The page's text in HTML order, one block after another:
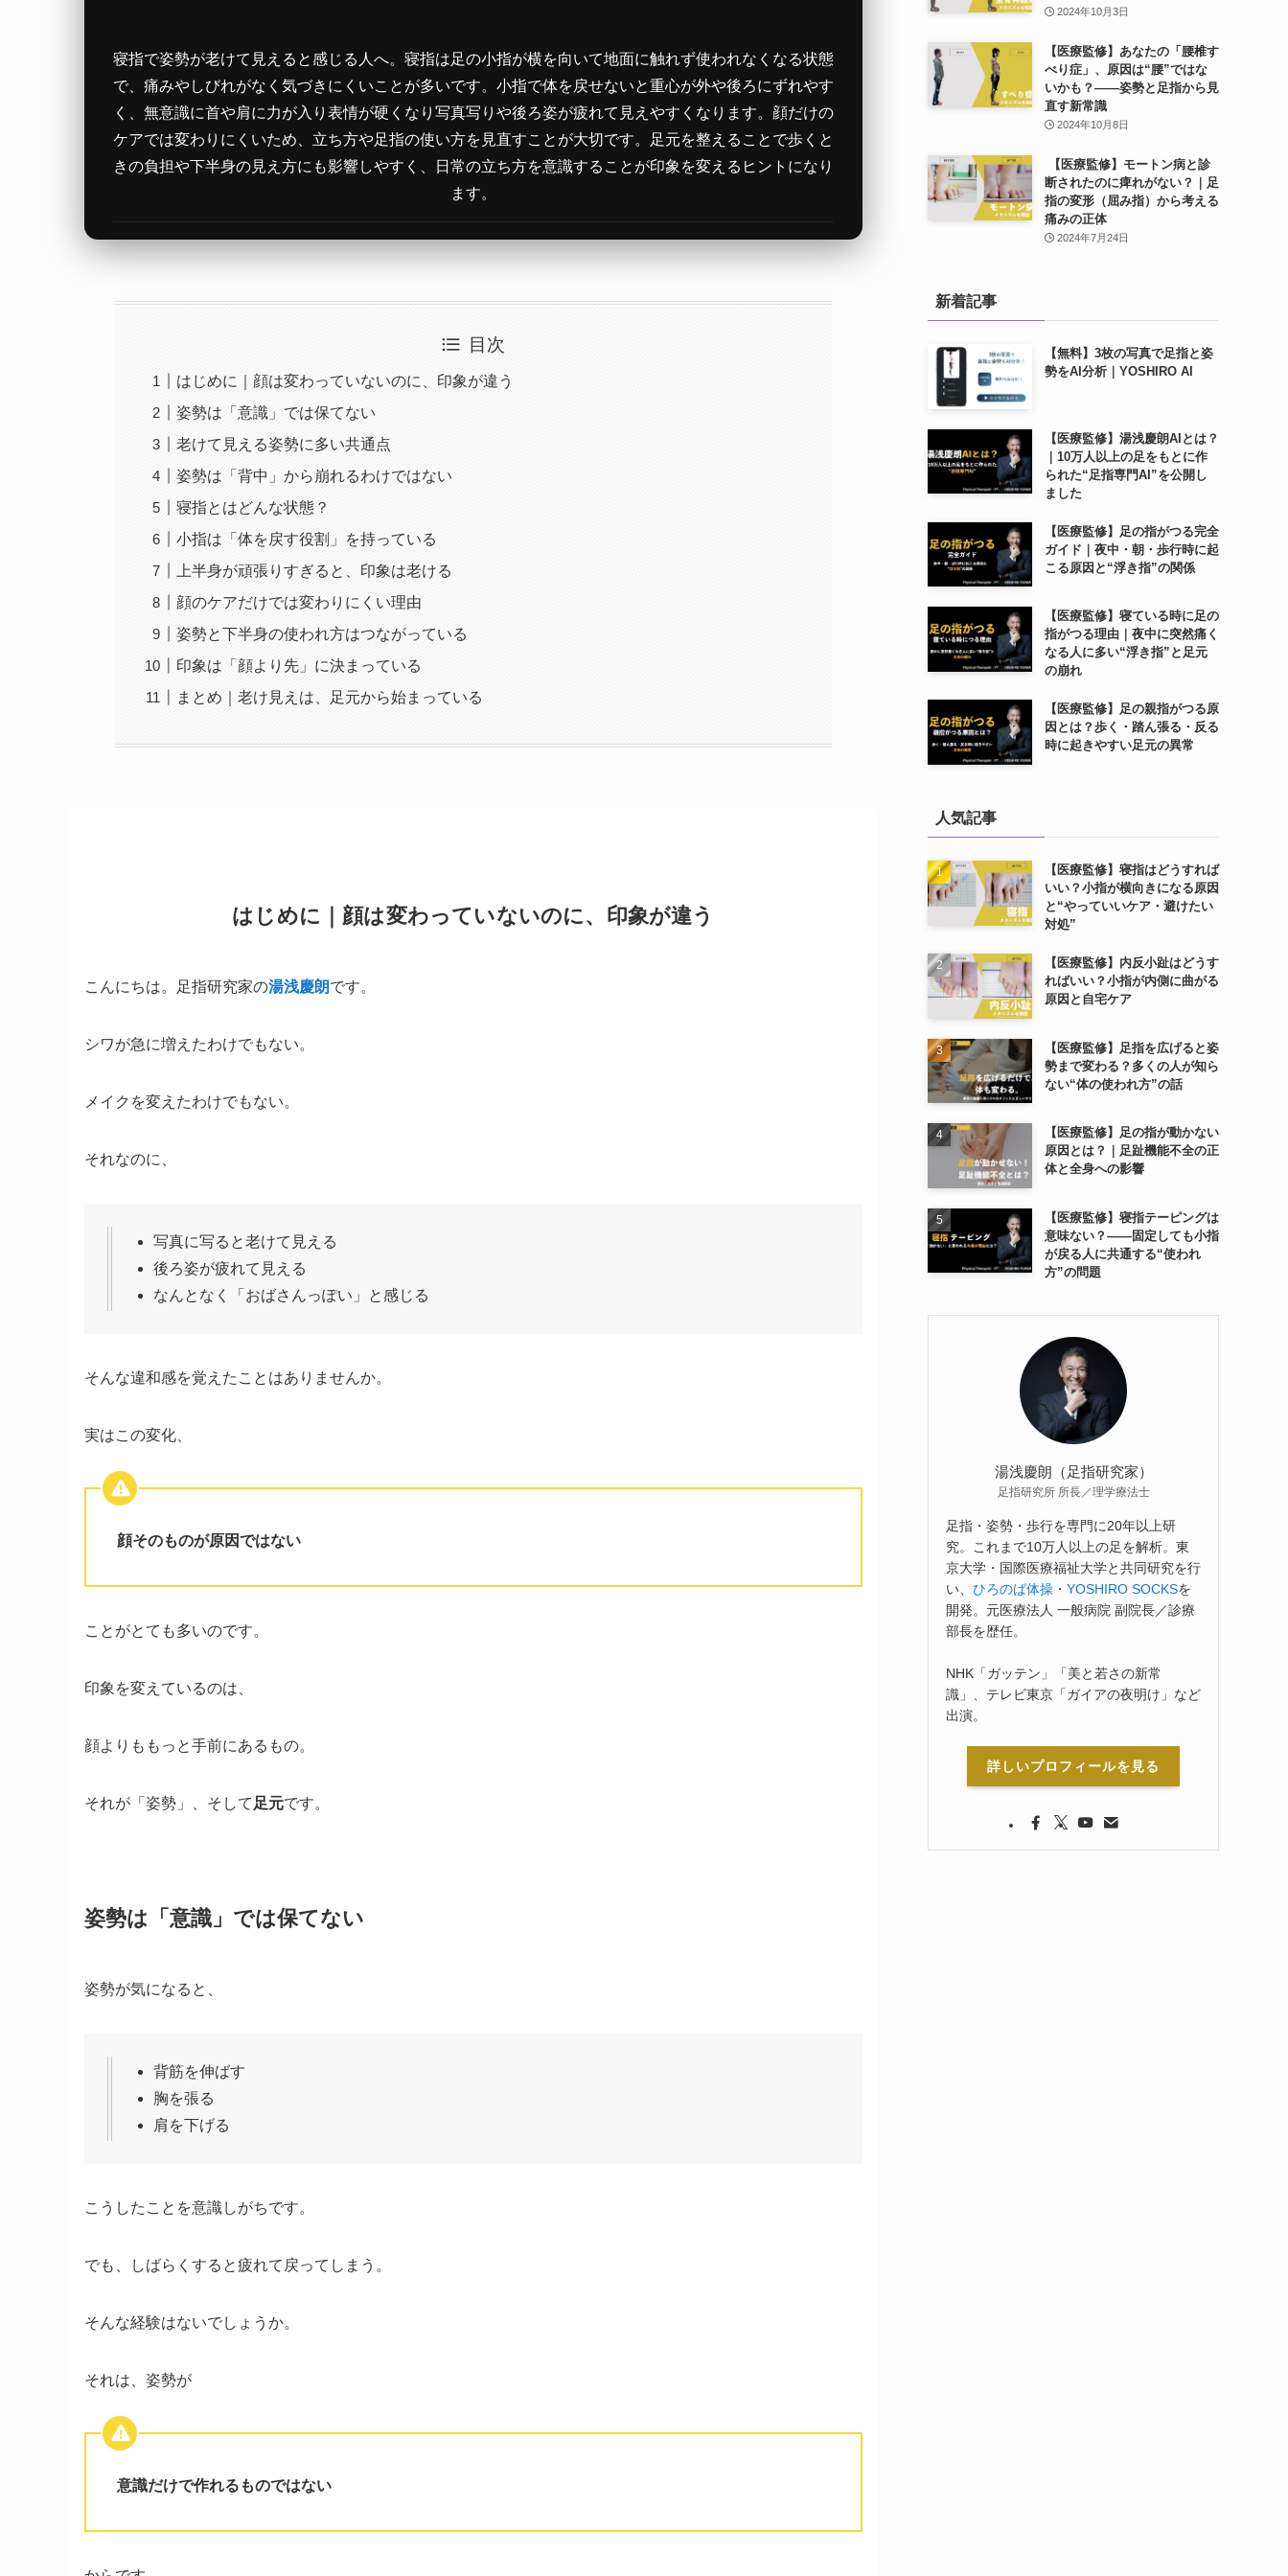
寝指で姿勢が老けて見えると感じる人へ。寝指は足の小指が横を向いて地面に触れず使われなくなる状態
で、痛みやしびれがなく気づきにくいことが多いです。小指で体を戻せないと重心が外や後ろにずれやす
く、無意識に首や肩に力が入り表情が硬くなり写真写りや後ろ姿が疲れて見えやすくなります。顔だけの
ケアでは変わりにくいため、立ち方や足指の使い方を見直すことが大切です。足元を整えることで歩くと
きの負担や下半身の見え方にも影響しやすく、日常の立ち方を意識することが印象を変えるヒントになり
ます。
目次
はじめに｜顔は変わっていないのに、印象が違う
姿勢は「意識」では保てない
老けて見える姿勢に多い共通点
姿勢は「背中」から崩れるわけではない
寝指とはどんな状態？
小指は「体を戻す役割」を持っている
上半身が頑張りすぎると、印象は老ける
顔のケアだけでは変わりにくい理由
姿勢と下半身の使われ方はつながっている
印象は「顔より先」に決まっている
まとめ｜老け見えは、足元から始まっている
はじめに｜顔は変わっていないのに、印象が違う
こんにちは。足指研究家の湯浅慶朗です。
シワが急に増えたわけでもない。
メイクを変えたわけでもない。
それなのに、
写真に写ると老けて見える
後ろ姿が疲れて見える
なんとなく「おばさんっぽい」と感じる
そんな違和感を覚えたことはありませんか。
実はこの変化、
顔そのものが原因ではない
ことがとても多いのです。
印象を変えているのは、
顔よりももっと手前にあるもの。
それが「姿勢」、そして 足元です。
姿勢は「意識」では保てない
姿勢が気になると、
背筋を伸ばす
胸を張る
肩を下げる
こうしたことを意識しがちです。
でも、しばらくすると疲れて戻ってしまう。
そんな経験はないでしょうか。
それは、姿勢が
意識だけで作れるものではない
2024年10月3日
【医療監修】あなたの「腰椎す
べり症」、原因は“腰”ではな
いかも？——姿勢と足指から見
直す新常識
2024年10月8日
【医療監修】モートン病と診
断されたのに痺れがない？｜足
指の変形（屈み指）から考える
痛みの正体
2024年7月24日
新着記事
【無料】3枚の写真で足指と姿
勢をAI分析｜YOSHIRO AI
【医療監修】湯浅慶朗AIとは？
｜10万人以上の足をもとに作
られた“足指専門AI”を公開し
ました
【医療監修】足の指がつる完全
ガイド｜夜中・朝・歩行時に起
こる原因と“浮き指”の関係
【医療監修】寝ている時に足の
指がつる理由｜夜中に突然痛く
なる人に多い“浮き指”と足元
の崩れ
【医療監修】足の親指がつる原
因とは？歩く・踏ん張る・反る
時に起きやすい足元の異常
人気記事
【医療監修】寝指はどうすれば
いい？小指が横向きになる原因
と“やっていいケア・避けたい
対処”
【医療監修】内反小趾はどうす
ればいい？小指が内側に曲がる
原因と自宅ケア
【医療監修】足指を広げると姿
勢まで変わる？多くの人が知ら
ない“体の使われ方”の話
【医療監修】足の指が動かない
原因とは？｜足趾機能不全の正
体と全身への影響
【医療監修】寝指テーピングは
意味ない？――固定しても小指
が戻る人に共通する“使われ
方”の問題
湯浅慶朗（足指研究家）
足指研究所 所長／理学療法士
足指・姿勢・歩行を専門に20年以上研
究。これまで10万人以上の足を解析。東
京大学・国際医療福祉大学と共同研究を行
い、 ひろのば体操 ・ YOSHIRO SOCKSを
開発。元医療法人 一般病院 副院長／診療
部長を歴任。
NHK「ガッテン」「美と若さの新常
識」、テレビ東京「ガイアの夜明け」など
出演。
詳しいプロフィールを見る